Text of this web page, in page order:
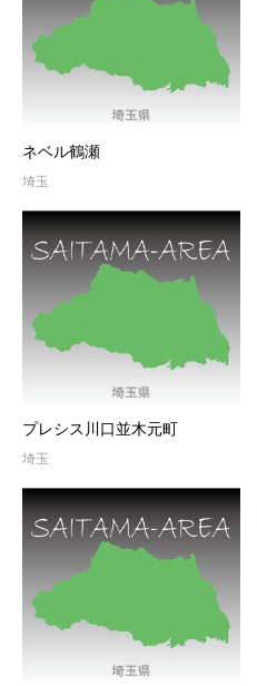
ネベル鶴瀬
埼玉
プレシス川口並木元町
埼玉